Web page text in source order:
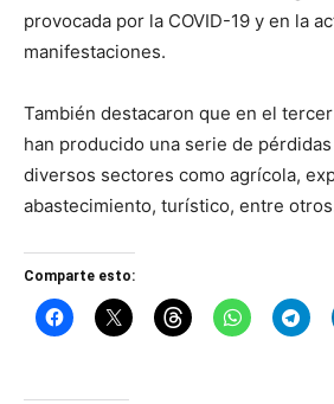
provocada por la COVID-19 y en la
manifestaciones.
También destacaron que en el
han producido una serie de
diversos sectores como agrícola,
abastecimiento, turístico, entre
Comparte esto: